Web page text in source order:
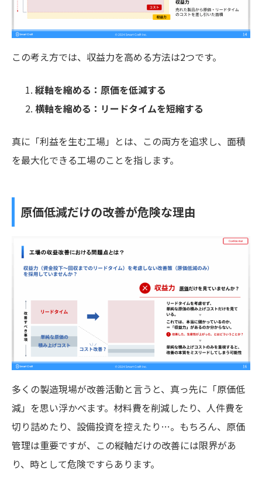
この考え方では、収益力を高める方法は2つです。
縦軸を縮める：原価を低減する
横軸を縮める：リードタイムを短縮する
真に「利益を生む工場」とは、この両方を追求し、面積
を最大化できる工場のことを指します。
原価低減だけの改善が危険な理由
多くの製造現場が改善活動と言うと、真っ先に「原価低
減」を思い浮かべます。材料費を削減したり、人件費を
切り詰めたり、設備投資を控えたり…。もちろん、原価
管理は重要ですが、この縦軸だけの改善には限界があ
り、時として危険ですらあります。